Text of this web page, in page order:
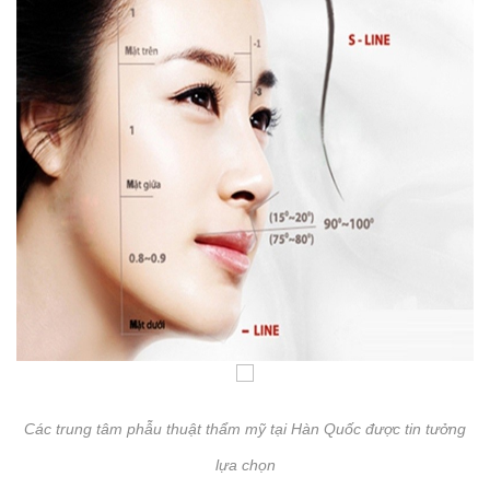
Các trung tâm phẫu thuật thẩm mỹ tại Hàn Quốc được tin tưởng
lựa chọn